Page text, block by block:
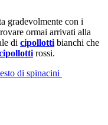
gradevolmente con i
ormai arrivati alla
di cipollotti bianchi che
rossi.
di spinacini